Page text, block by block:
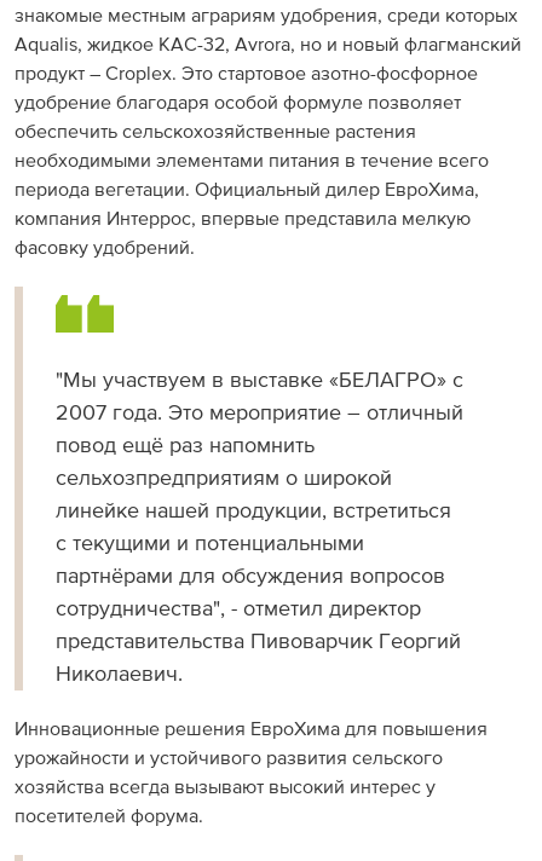
знакомые местным аграриям удобрения, среди которых
Aqualis, жидкое КАС-32, Avrora, но и новый флагманский
продукт – Croplex. Это стартовое азотно-фосфорное
удобрение благодаря особой формуле позволяет
обеспечить сельскохозяйственные растения
необходимыми элементами питания в течение всего
периода вегетации. Официальный дилер ЕвроХима,
компания Интеррос, впервые представила мелкую
фасовку удобрений.
"Мы участвуем в выставке «БЕЛАГРО» с
2007 года. Это мероприятие – отличный
повод ещё раз напомнить
сельхозпредприятиям о широкой
линейке нашей продукции, встретиться
с текущими и потенциальными
партнёрами для обсуждения вопросов
сотрудничества", - отметил директор
представительства Пивоварчик Георгий
Николаевич.
Инновационные решения ЕвроХима для повышения
урожайности и устойчивого развития сельского
хозяйства всегда вызывают высокий интерес у
посетителей форума.